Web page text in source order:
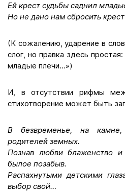
Ей крест судьбы саднил
Но не дано нам сбросить
(К сожалению, ударение в
слог, но правка здесь
младые плечи…»)
И, в отсутствии рифмы
стихотворение может быть
В безвременье, на
родителей земных.
Познав любви блаженство
былое позабыв.
Распахнутыми детскими
выбор свой…